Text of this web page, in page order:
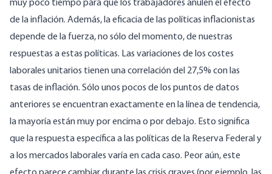
muy poco tiempo para que los trabajadores anulen el efecto
de la inflación. Además, la eficacia de las políticas inflacionistas
depende de la fuerza, no sólo del momento, de nuestras
respuestas a estas políticas. Las variaciones de los costes
laborales unitarios tienen una correlación del 27,5% con las
tasas de inflación. Sólo unos pocos de los puntos de datos
anteriores se encuentran exactamente en la línea de tendencia,
la mayoría están muy por encima o por debajo. Esto significa
que la respuesta específica a las políticas de la Reserva Federal y
a los mercados laborales varía en cada caso. Peor aún, este